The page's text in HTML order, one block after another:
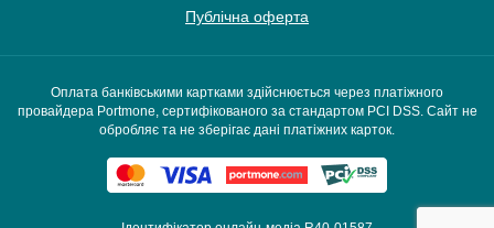
Публічна оферта
Оплата банківськими картками здійснюється через платіжного
провайдера Portmone, сертифікованого за стандартом PCI DSS. Сайт не
обробляє та не зберігає дані платіжних карток.